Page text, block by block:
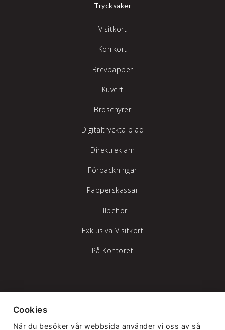
Trycksaker
Visitkort
Korrkort
Brevpapper
Kuvert
Broschyrer
Digitaltryckta blad
Direktreklam
Förpackningar
Papperskassar
Tillbehör
Exklusiva Visitkort
På Kontoret
Cookies
När du besöker vår webbsida använder vi oss av så